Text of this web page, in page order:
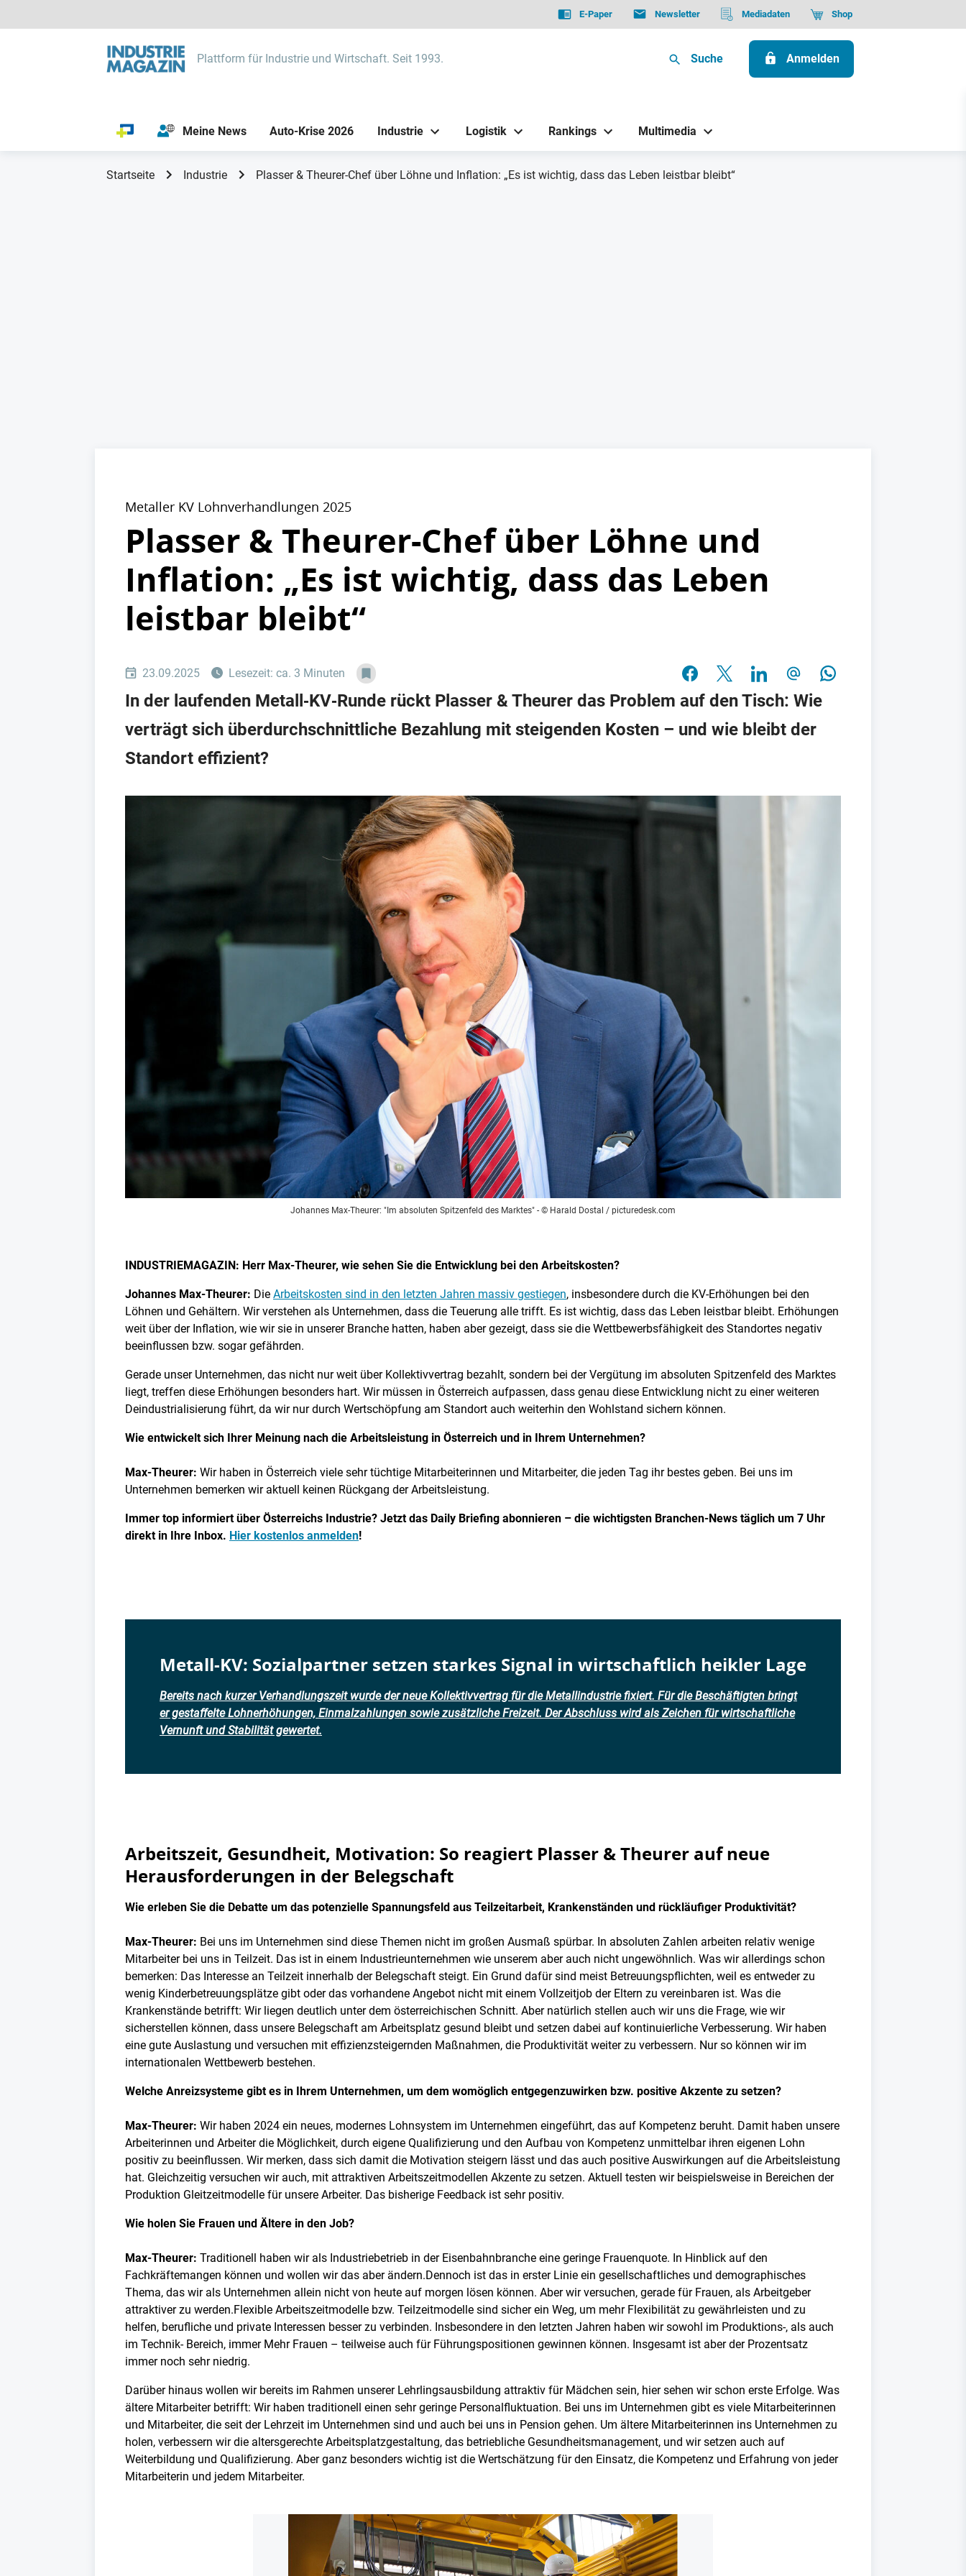
E-Paper Newsletter Mediadaten Shop
Plattform für Industrie und Wirtschaft. Seit 1993. Suche Anmelden
Meine News Auto-Krise 2026 Industrie Logistik Rankings Multimedia
Startseite Industrie Plasser & Theurer-Chef über Löhne und Inflation: „Es ist wichtig, dass das Leben leistbar bleibt“
Metaller KV Lohnverhandlungen 2025
Plasser & Theurer-Chef über Löhne und
Inflation: „Es ist wichtig, dass das Leben
leistbar bleibt“
23.09.2025 Lesezeit: ca. 3 Minuten
In der laufenden Metall‑KV‑Runde rückt Plasser & Theurer das Problem auf den Tisch: Wie
verträgt sich überdurchschnittliche Bezahlung mit steigenden Kosten – und wie bleibt der
Standort effizient?
Johannes Max-Theurer: "Im absoluten Spitzenfeld des Marktes" - © Harald Dostal / picturedesk.com
INDUSTRIEMAGAZIN: Herr Max-Theurer, wie sehen Sie die Entwicklung bei den Arbeitskosten?
Johannes Max-Theurer: Die Arbeitskosten sind in den letzten Jahren massiv gestiegen, insbesondere durch die KV-Erhöhungen bei den
Löhnen und Gehältern. Wir verstehen als Unternehmen, dass die Teuerung alle trifft. Es ist wichtig, dass das Leben leistbar bleibt. Erhöhungen
weit über der Inflation, wie wir sie in unserer Branche hatten, haben aber gezeigt, dass sie die Wettbewerbsfähigkeit des Standortes negativ
beeinflussen bzw. sogar gefährden.
Gerade unser Unternehmen, das nicht nur weit über Kollektivvertrag bezahlt, sondern bei der Vergütung im absoluten Spitzenfeld des Marktes
liegt, treffen diese Erhöhungen besonders hart. Wir müssen in Österreich aufpassen, dass genau diese Entwicklung nicht zu einer weiteren
Deindustrialisierung führt, da wir nur durch Wertschöpfung am Standort auch weiterhin den Wohlstand sichern können.
Wie entwickelt sich Ihrer Meinung nach die Arbeitsleistung in Österreich und in Ihrem Unternehmen?
Max-Theurer: Wir haben in Österreich viele sehr tüchtige Mitarbeiterinnen und Mitarbeiter, die jeden Tag ihr bestes geben. Bei uns im
Unternehmen bemerken wir aktuell keinen Rückgang der Arbeitsleistung.
Immer top informiert über Österreichs Industrie? Jetzt das Daily Briefing abonnieren – die wichtigsten Branchen-News täglich um 7 Uhr
direkt in Ihre Inbox. Hier kostenlos anmelden!
Metall-KV: Sozialpartner setzen starkes Signal in wirtschaftlich heikler Lage
Bereits nach kurzer Verhandlungszeit wurde der neue Kollektivvertrag für die Metallindustrie fixiert. Für die Beschäftigten bringt
er gestaffelte Lohnerhöhungen, Einmalzahlungen sowie zusätzliche Freizeit. Der Abschluss wird als Zeichen für wirtschaftliche
Vernunft und Stabilität gewertet.
Arbeitszeit, Gesundheit, Motivation: So reagiert Plasser & Theurer auf neue
Herausforderungen in der Belegschaft
Wie erleben Sie die Debatte um das potenzielle Spannungsfeld aus Teilzeitarbeit, Krankenständen und rückläufiger Produktivität?
Max-Theurer: Bei uns im Unternehmen sind diese Themen nicht im großen Ausmaß spürbar. In absoluten Zahlen arbeiten relativ wenige
Mitarbeiter bei uns in Teilzeit. Das ist in einem Industrieunternehmen wie unserem aber auch nicht ungewöhnlich. Was wir allerdings schon
bemerken: Das Interesse an Teilzeit innerhalb der Belegschaft steigt. Ein Grund dafür sind meist Betreuungspflichten, weil es entweder zu
wenig Kinderbetreuungsplätze gibt oder das vorhandene Angebot nicht mit einem Vollzeitjob der Eltern zu vereinbaren ist. Was die
Krankenstände betrifft: Wir liegen deutlich unter dem österreichischen Schnitt. Aber natürlich stellen auch wir uns die Frage, wie wir
sicherstellen können, dass unsere Belegschaft am Arbeitsplatz gesund bleibt und setzen dabei auf kontinuierliche Verbesserung. Wir haben
eine gute Auslastung und versuchen mit effizienzsteigernden Maßnahmen, die Produktivität weiter zu verbessern. Nur so können wir im
internationalen Wettbewerb bestehen.
Welche Anreizsysteme gibt es in Ihrem Unternehmen, um dem womöglich entgegenzuwirken bzw. positive Akzente zu setzen?
Max-Theurer: Wir haben 2024 ein neues, modernes Lohnsystem im Unternehmen eingeführt, das auf Kompetenz beruht. Damit haben unsere
Arbeiterinnen und Arbeiter die Möglichkeit, durch eigene Qualifizierung und den Aufbau von Kompetenz unmittelbar ihren eigenen Lohn
positiv zu beeinflussen. Wir merken, dass sich damit die Motivation steigern lässt und das auch positive Auswirkungen auf die Arbeitsleistung
hat. Gleichzeitig versuchen wir auch, mit attraktiven Arbeitszeitmodellen Akzente zu setzen. Aktuell testen wir beispielsweise in Bereichen der
Produktion Gleitzeitmodelle für unsere Arbeiter. Das bisherige Feedback ist sehr positiv.
Wie holen Sie Frauen und Ältere in den Job?
Max-Theurer: Traditionell haben wir als Industriebetrieb in der Eisenbahnbranche eine geringe Frauenquote. In Hinblick auf den
Fachkräftemangen können und wollen wir das aber ändern.Dennoch ist das in erster Linie ein gesellschaftliches und demographisches
Thema, das wir als Unternehmen allein nicht von heute auf morgen lösen können. Aber wir versuchen, gerade für Frauen, als Arbeitgeber
attraktiver zu werden.Flexible Arbeitszeitmodelle bzw. Teilzeitmodelle sind sicher ein Weg, um mehr Flexibilität zu gewährleisten und zu
helfen, berufliche und private Interessen besser zu verbinden. Insbesondere in den letzten Jahren haben wir sowohl im Produktions-, als auch
im Technik- Bereich, immer Mehr Frauen – teilweise auch für Führungspositionen gewinnen können. Insgesamt ist aber der Prozentsatz
immer noch sehr niedrig.
Darüber hinaus wollen wir bereits im Rahmen unserer Lehrlingsausbildung attraktiv für Mädchen sein, hier sehen wir schon erste Erfolge. Was
ältere Mitarbeiter betrifft: Wir haben traditionell einen sehr geringe Personalfluktuation. Bei uns im Unternehmen gibt es viele Mitarbeiterinnen
und Mitarbeiter, die seit der Lehrzeit im Unternehmen sind und auch bei uns in Pension gehen. Um ältere Mitarbeiterinnen ins Unternehmen zu
holen, verbessern wir die altersgerechte Arbeitsplatzgestaltung, das betriebliche Gesundheitsmanagement, und wir setzen auch auf
Weiterbildung und Qualifizierung. Aber ganz besonders wichtig ist die Wertschätzung für den Einsatz, die Kompetenz und Erfahrung von jeder
Mitarbeiterin und jedem Mitarbeiter.